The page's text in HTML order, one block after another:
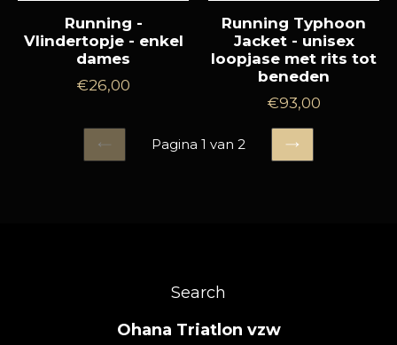
Running -
Vlindertopje - enkel
dames
Normale
€26,00
Running Typhoon
Jacket - unisex
loopjase met rits tot
beneden
Normale
prijs
€93,00
VORIGE
Pagina 1 van 2
VOLGENDE
Search
Ohana Triatlon vzw